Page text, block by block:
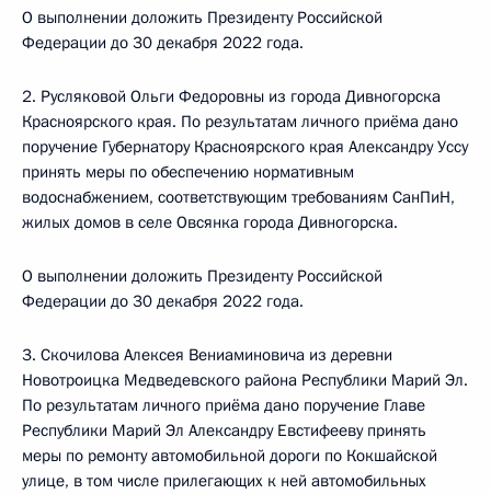
О выполнении доложить Президенту Российской
Федерации до 30 декабря 2022 года.
2. Русляковой Ольги Федоровны из города Дивногорска
Красноярского края. По результатам личного приёма дано
поручение Губернатору Красноярского края Александру Уссу
принять меры по обеспечению нормативным
водоснабжением, соответствующим требованиям СанПиН,
жилых домов в селе Овсянка города Дивногорска.
О выполнении доложить Президенту Российской
Федерации до 30 декабря 2022 года.
3. Скочилова Алексея Вениаминовича из деревни
Новотроицка Медведевского района Республики Марий Эл.
По результатам личного приёма дано поручение Главе
Республики Марий Эл Александру Евстифееву принять
меры по ремонту автомобильной дороги по Кокшайской
улице, в том числе прилегающих к ней автомобильных